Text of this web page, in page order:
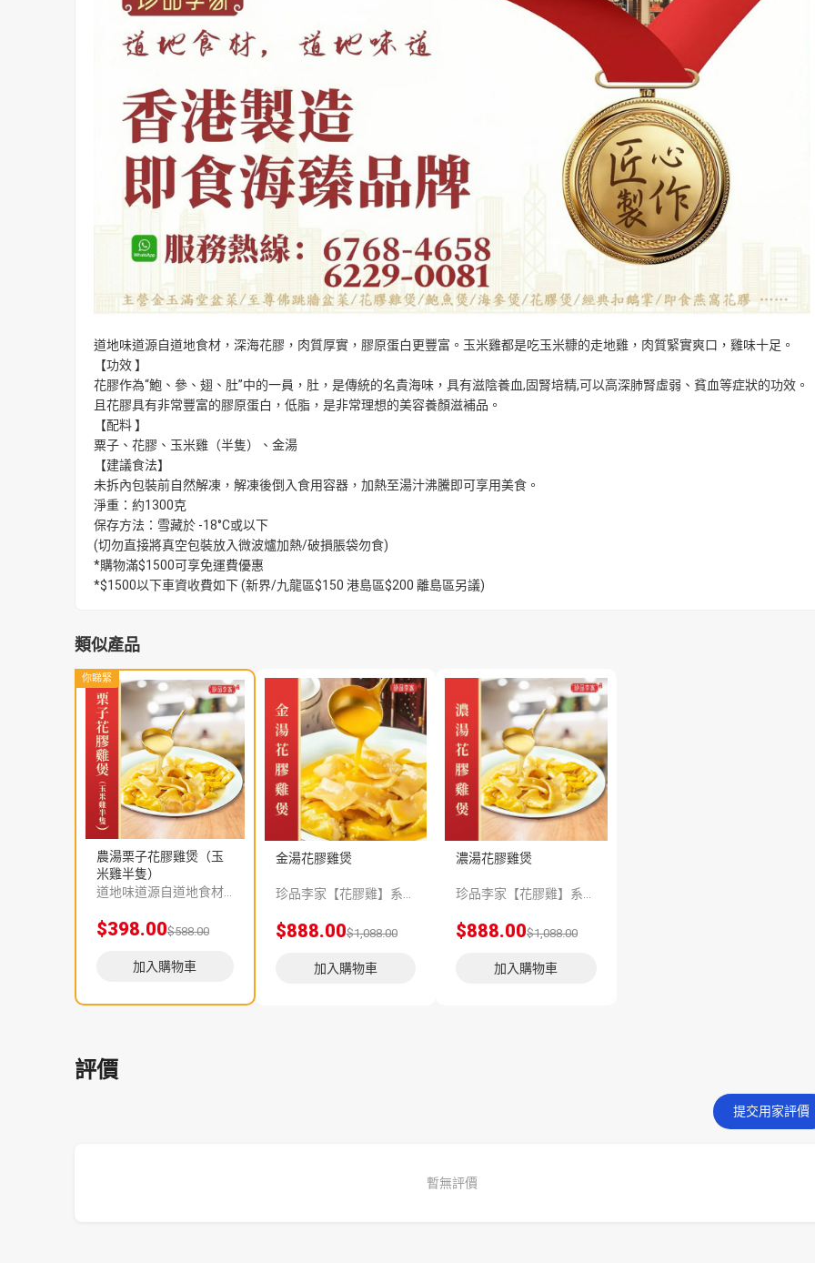
道地味道源自道地食材，深海花膠，肉質厚實，膠原蛋白更豐富。玉米雞都是吃玉米糠的走地雞，肉質緊實爽口，雞味十足。
【功效 】
花膠作為“鮑、參、翅、肚”中的一員，肚，是傳統的名貴海味，具有滋陰養血,固腎培精,可以高深肺腎虛弱、貧血等症狀的功效。
且花膠具有非常豐富的膠原蛋白，低脂，是非常理想的美容養顏滋補品。
【配料 】
粟子、花膠、玉米雞（半隻）、金湯
【建議食法】
未拆內包裝前自然解凍，解凍後倒入食用容器，加熱至湯汁沸騰即可享用美食。
淨重：約1300克
保存方法：雪藏於 -18°C或以下
(切勿直接將真空包裝放入微波爐加熱/破損脹袋勿食)
*購物滿$1500可享免運費優惠
*$1500以下車資收費如下 (新界/九龍區$150 港島區$200 離島區另議)
類似產品
你睇緊
農湯栗子花膠雞煲（玉
米雞半隻）
$398.00$588.00
加入購物車
金湯花膠雞煲
$888.00$1,088.00
加入購物車
濃湯花膠雞煲
$888.00$1,088.00
加入購物車
評價
提交用家評價
暫無評價